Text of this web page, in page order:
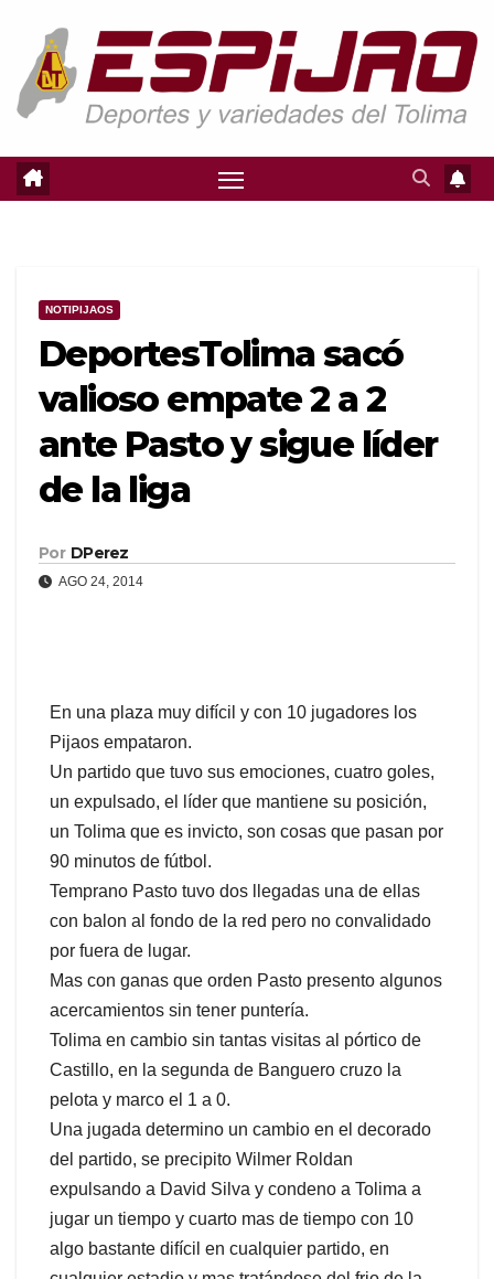
contenido
NOTIPIJAOS
DeportesTolima sacó
valioso empate 2 a 2
ante Pasto y sigue líder
de la liga
Por DPerez
AGO 24, 2014
En una plaza muy difícil y con 10 jugadores los
Pijaos empataron.
Un partido que tuvo sus emociones, cuatro goles,
un expulsado, el líder que mantiene su posición,
un Tolima que es invicto, son cosas que pasan por
90 minutos de fútbol.
Temprano Pasto tuvo dos llegadas una de ellas
con balon al fondo de la red pero no convalidado
por fuera de lugar.
Mas con ganas que orden Pasto presento algunos
acercamientos sin tener puntería.
Tolima en cambio sin tantas visitas al pórtico de
Castillo, en la segunda de Banguero cruzo la
pelota y marco el 1 a 0.
Una jugada determino un cambio en el decorado
del partido, se precipito Wilmer Roldan
expulsando a David Silva y condeno a Tolima a
jugar un tiempo y cuarto mas de tiempo con 10
algo bastante difícil en cualquier partido, en